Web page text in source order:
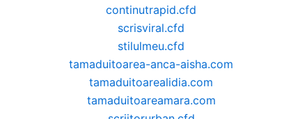
continutrapid.cfd
scrisviral.cfd
stilulmeu.cfd
tamaduitoarea-anca-aisha.com
tamaduitoarealidia.com
tamaduitoareamara.com